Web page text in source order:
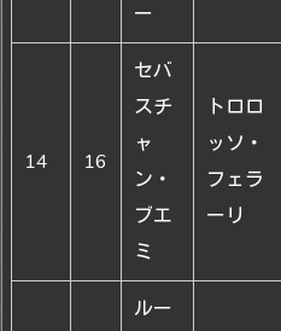
ー
14 16
セバ
スチ
ャ
ン・
ブエ
ミ
トロロ
ッソ・
フェラ
ーリ
ルー